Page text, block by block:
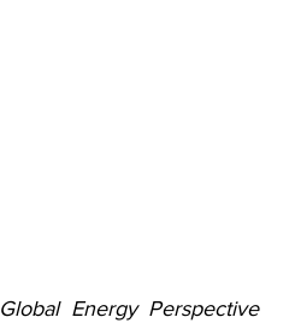
Global Energy Perspective